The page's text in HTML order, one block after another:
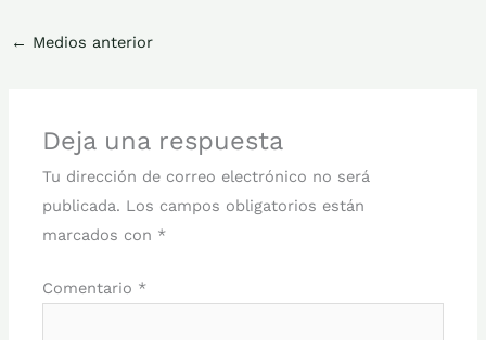
← Medios anterior
Deja una respuesta
Tu dirección de correo electrónico no será
publicada. Los campos obligatorios están
marcados con *
Comentario *